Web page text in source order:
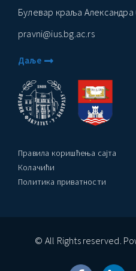
Булевар краља Александра
pravni@ius.bg.ac.rs
Даље
Правила коришћења сајта
Колачићи
Политика приватности
© All Rights reserved.
Пословања” – Догађаји